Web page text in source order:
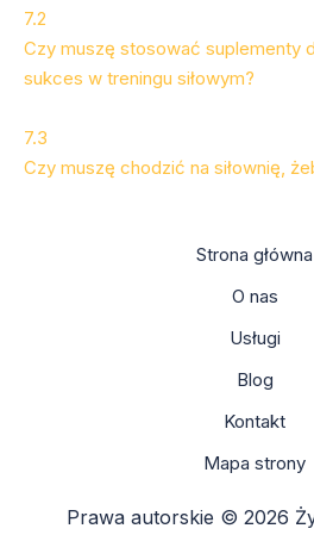
7.2
Czy muszę stosować suplementy
sukces w treningu siłowym?
7.3
Czy muszę chodzić na siłownię,
Strona główna
O nas
Usługi
Blog
Kontakt
Mapa strony
Prawa autorskie © 2026